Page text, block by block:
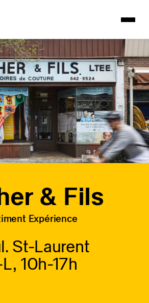
& Fils
Expérience
St-Laurent
10h-17h